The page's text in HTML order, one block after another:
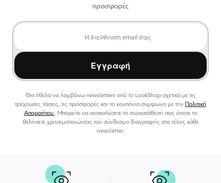
προσφορές
Εγγραφή
Θα ήθελα να λαμβάνω newsletters από το LookShop σχετικά με τις
τρέχουσες τάσεις, τις προσφορές και τα κουπόνια σύμφωνα με την Πολιτική
Απορρήτου . Μπορείτε να ανακαλέσετε τη συγκατάθεσή σας όποτε το
θελήσετε χρησιμοποιώντας τον σύνδεσμο διαγραφής στο τέλος κάθε
newsletter.